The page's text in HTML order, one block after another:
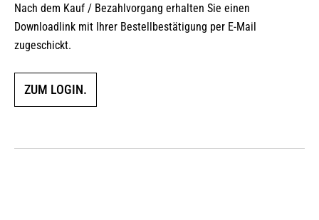
Nach dem Kauf / Bezahlvorgang erhalten Sie einen
Downloadlink mit Ihrer Bestellbestätigung per E-Mail
zugeschickt.
ZUM LOGIN.